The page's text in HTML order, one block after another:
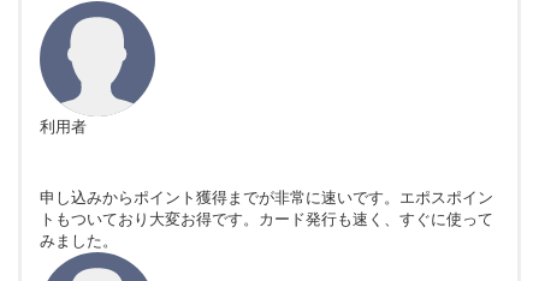
利用者
申し込みからポイント獲得までが非常に速いです。エポスポイン
トもついており大変お得です。カード発行も速く、すぐに使って
みました。